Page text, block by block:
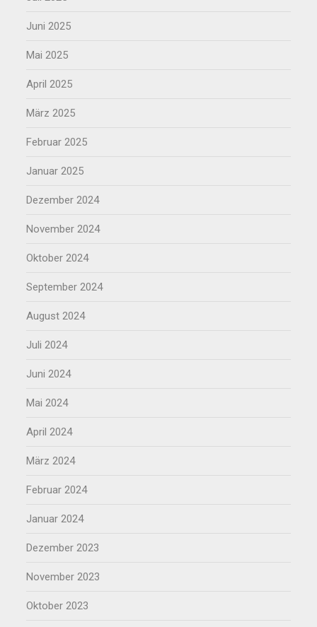
Juni 2025
Mai 2025
April 2025
März 2025
Februar 2025
Januar 2025
Dezember 2024
November 2024
Oktober 2024
September 2024
August 2024
Juli 2024
Juni 2024
Mai 2024
April 2024
März 2024
Februar 2024
Januar 2024
Dezember 2023
November 2023
Oktober 2023